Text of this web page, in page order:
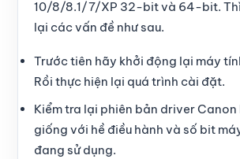
10/8/8.1/7/XP 32-bit và 64-bit. Thì
lại các vấn đề như sau.
Trước tiên hãy khởi động lại máy
Rồi thực hiện lại quá trình cài đặt.
Kiểm tra lại phiên bản driver Canon
giống với hề điều hành và số bit
đang sử dụng.